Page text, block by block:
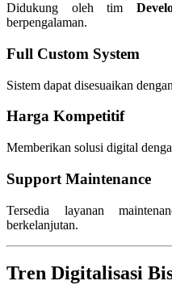
Didukung oleh tim
berpengalaman.
Full Custom System
Sistem dapat disesuaikan
Harga Kompetitif
Memberikan solusi digital
Support Maintenance
Tersedia layanan
berkelanjutan.
Tren Digitalisasi